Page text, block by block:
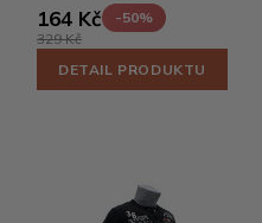
164 Kč
-50%
329 Kč
DETAIL PRODUKTU